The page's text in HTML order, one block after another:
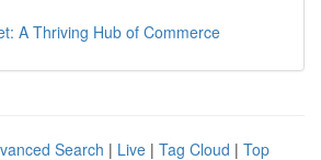
A Thriving Hub of Commerce
Search | Live | Tag Cloud | Top